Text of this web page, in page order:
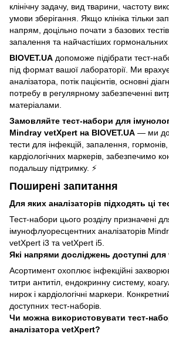
клінічну задачу, вид тварини, частоту
умови зберігання. Якщо клініка тільки
напрям, доцільно почати з базових
запалення та найчастіших гормональних
BIOVET.UA допоможе підібрати тест-
під формат вашої лабораторії. Ми
аналізатора, потік пацієнтів, основні
потребу в регулярному забезпеченні
матеріалами.
Замовляйте тест-набори для
Mindray vetXpert на BIOVET.UA — ми
тести для інфекцій, запалення, гормонів,
кардіологічних маркерів, забезпечимо
подальшу підтримку. ⚡
Поширені запитання
Для яких аналізаторів підходять ці
Тест-набори цього розділу призначені
імунофлуоресцентних аналізаторів
vetXpert i3 та vetXpert i5.
Які напрями досліджень доступні
Асортимент охоплює інфекційні
титри антитіл, ендокринну систему,
нирок і кардіологічні маркери.
доступних тест-наборів.
Чи можна використовувати тест-
аналізатора vetXpert?